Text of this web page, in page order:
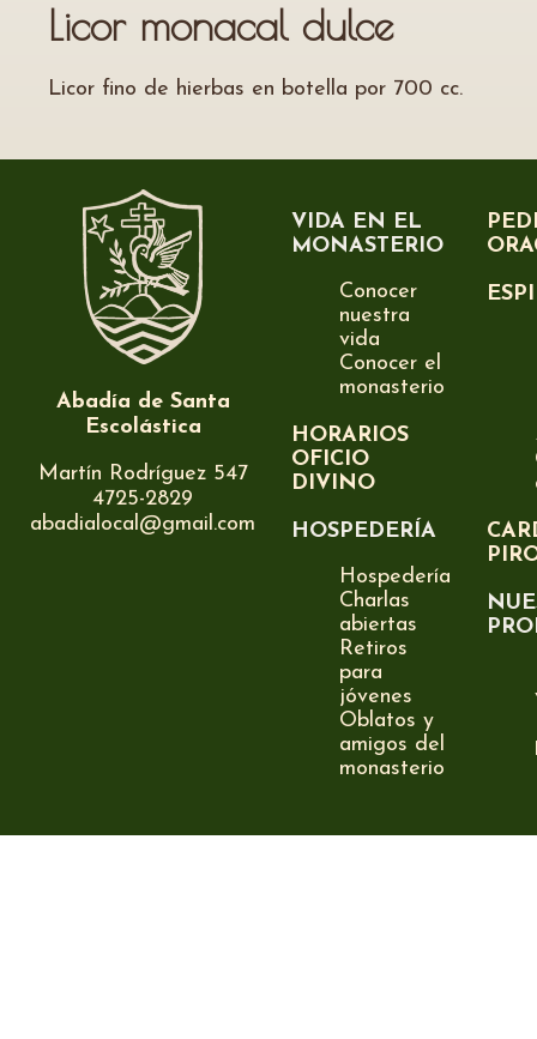
Licor monacal dulce
Licor fino de hierbas en botella por 700 cc.
Abadía de Santa
Escolástica
Martín Rodríguez 547
4725-2829
abadialocal@gmail.com
VIDA EN EL
MONASTERIO
Conocer
nuestra
vida
Conocer el
monasterio
HORARIOS
OFICIO
DIVINO
HOSPEDERÍA
Hospedería
Charlas
abiertas
Retiros
para
jóvenes
Oblatos y
amigos del
monasterio